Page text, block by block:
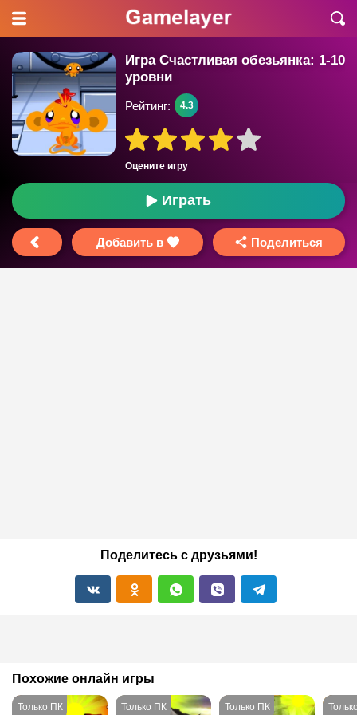
Игра Счастливая обезьянка: 1-10
уровни
Оцените игру
Рейтинг: 4.3
Играть
Добавить в Поделиться
Поделитесь с друзьями!
Похожие онлайн игры